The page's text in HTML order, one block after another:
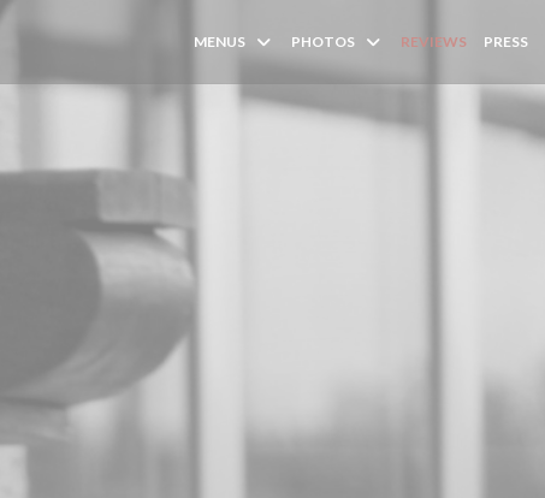
MENUS PHOTOS REVIEWS PRESS